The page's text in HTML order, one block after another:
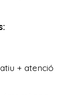
+ atenció